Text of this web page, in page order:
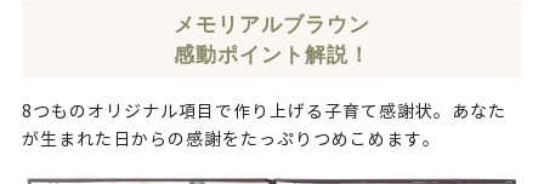
メモリアルブラウン
感動ポイント解説！
8つものオリジナル項目で作り上げる子育て感謝状。あなた
が生まれた日からの感謝をたっぷりつめこめます。